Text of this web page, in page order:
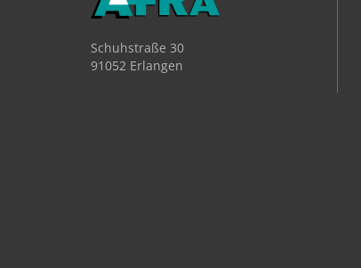
Schuhstraße 30
91052 Erlangen